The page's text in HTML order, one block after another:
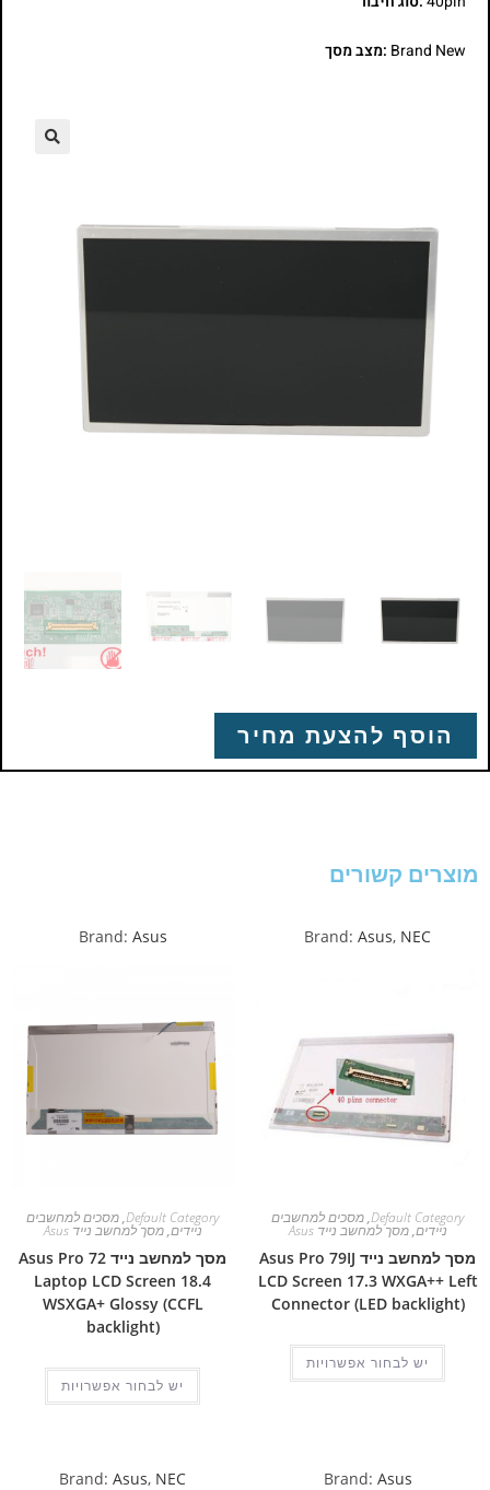
Brand New :מצב מסך
הוסף להצעת מחיר
מוצרים קשורים
Brand: Asus, NEC
Default Category
,מסכים למחשבים
ניידים,מסך למחשב נייד Asus
מסך למחשב נייד Asus Pro 79IJ
LCD Screen 17.3 WXGA++ Left
Connector (LED backlight)
יש לבחור אפשרויות
Brand: Asus
Default Category
,מסכים למחשבים
ניידים,מסך למחשב נייד Asus
מסך למחשב נייד Asus Pro 72
Laptop LCD Screen 18.4
WSXGA+ Glossy (CCFL
backlight)
יש לבחור אפשרויות
Brand: Asus
Brand: Asus, NEC